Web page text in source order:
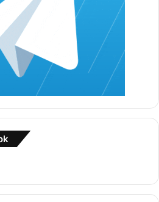
Delivery” ni, anda bukan je
teknik mulakan bisnes makanan
akan dapat resepi makanan paling
“repeat order” yang tinggi!
je ebook ni, tak sampai
buat duit kaww kaww. Jangan